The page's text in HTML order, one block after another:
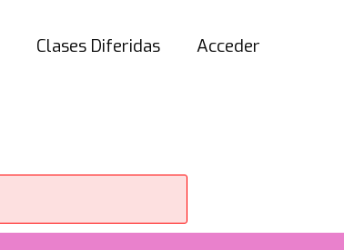
Clases Diferidas Acceder